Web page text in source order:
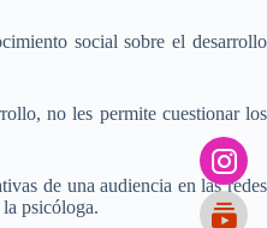
social sobre el desarrollo
no les permite cuestionar los
de una audiencia en las redes
psicóloga.